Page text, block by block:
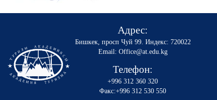
Адрес:
Бишкек, просп Чуй 99. Индекс: 720022
Email: Office@at.edu.kg
Телефон:
+996 312 360 320
Факс:+996 312 530 550